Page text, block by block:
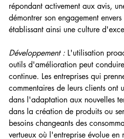
répondant activement aux avis,
démontrer son engagement
établissant ainsi une culture
Développement : L'utilisation
outils d'amélioration peut
continue. Les entreprises qui
commentaires de leurs clients ont
dans l'adaptation aux nouvelles
dans la création de produits ou
besoins changeants des
vertueux où l'entreprise évolue en